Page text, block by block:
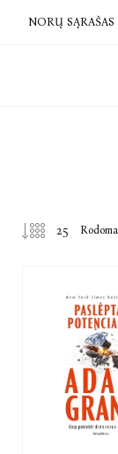
NORŲ SĄRAŠAS
Rodoma